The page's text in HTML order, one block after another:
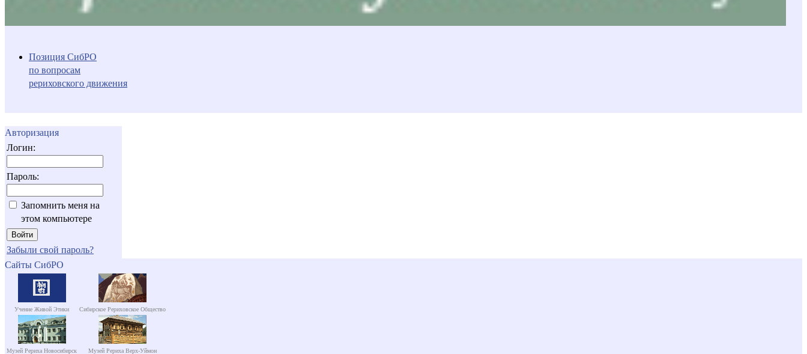
Позиция СибРО
по вопросам
рериховского движения
Авторизация
Логин:
Пароль:
Запомнить меня на
этом компьютере
Забыли свой пароль?
Сайты СибРО
Учение Живой Этики Сибирское Рериховское Общество
Музей Рериха Новосибирск Музей Рериха Верх-Уймон